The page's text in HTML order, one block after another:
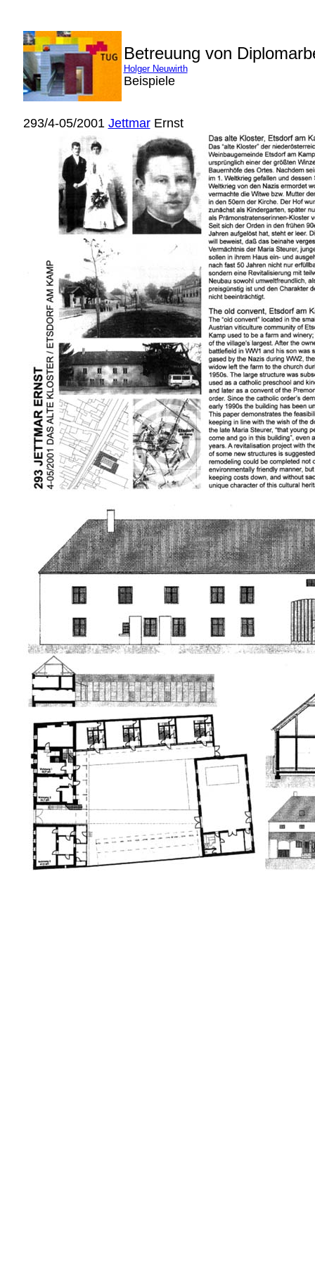
Betreuung von
Holger Neuwirth
Beispiele
293/4-05/2001 JettmarErnst